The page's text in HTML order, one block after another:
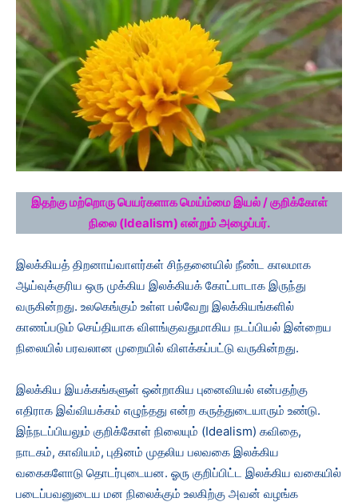
இதற்கு மற்றொரு பெயர்களாக மெய்ம்மை இயல் / குறிக்கோள்
நிலை (Idealism) என்றும் அழைப்பர்.
இலக்கியத் திறனாய்வாளர்கள் சிந்தனையில் நீண்ட காலமாக
ஆய்வுக்குரிய ஒரு முக்கிய இலக்கியக் கோட்பாடாக இருந்து
வருகின்றது. உலகெங்கும் உள்ள பல்வேறு இலக்கியங்களில்
காணப்படும் செய்தியாக விளங்குவதுமாகிய நடப்பியல் இன்றைய
நிலையில் பரவலான முறையில் விளக்கப்பட்டு வருகின்றது.
இலக்கிய இயக்கங்களுள் ஒன்றாகிய புனைவியல் என்பதற்கு
எதிராக இவ்வியக்கம் எழுந்தது என்ற கருத்துடையாரும் உண்டு.
இந்நடப்பியலும் குறிக்கோள் நிலையும் (Idealism) கவிதை,
நாடகம், காவியம், புதினம் முதலிய பலவகை இலக்கிய
வகைகளோடு தொடர்புடையன. ஓரு குறிப்பிட்ட இலக்கிய வகையில்
படைப்பவனுடைய மன நிலைக்கும் உலகிற்கு அவன் வழங்க